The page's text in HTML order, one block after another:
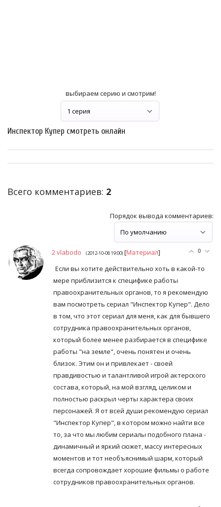
выбираем серию и смотрим!
Инспектор Купер смотреть онлайн
Всего комментариев: 2
Порядок вывода комментариев:
0
2 vlabodo (2012-10-08 19:00) [Материал]
Если вы хотите действительно хоть в какой-то
мере приблизится к специфике работы
правоохранительных органов, то я рекомендую
вам посмотреть сериал "Инспектор Купер". Дело
в том, что этот сериал для меня, как для бывшего
сотрудника правоохранительных органов,
который более менее разбирается в специфике
работы "на земле", очень понятен и очень
близок. Этим он и привлекает - своей
правдивостью и талантливой игрой актерского
состава, который, на мой взгляд, целиком и
полностью раскрыл черты характера своих
персонажей. Я от всей души рекомендую сериал
"Инспектор Купер", в котором можно найти все
то, за что мы любим сериалы подобного плана -
динамичный и яркий сюжет, массу интересных
моментов и тот необъяснимый шарм, который
всегда сопровождает хорошие фильмы о работе
сотрудников правоохранительных органов.